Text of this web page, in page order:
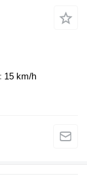
15 km/h